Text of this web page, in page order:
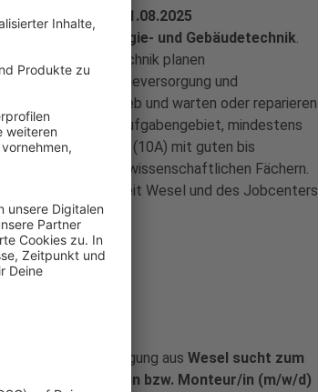
bietet zum 01.08.2025
in (w/m/d) Energie- und Gebäudetechnik.
und Gebäudetechnik planen
sowie deren Energieversorgung und
nehmen sie in Betrieb und warten oder reparieren
für das Aufgabengebiet, mindestens
der 10. Klasse (10A) mit guten bis
weiteren naturwissenschaftlichen Fächern.
Agentur für Arbeit Wesel und des Jobcenters
der Lohnfertigung aus Wesel sucht zum
in bzw. Monteur/in (m/w/d)